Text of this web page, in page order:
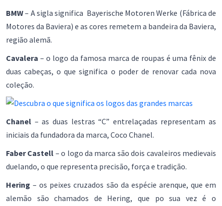
BMW– A sigla significa Bayerische Motoren Werke (Fábrica de
Motores da Baviera) e as cores remetem a bandeira da Baviera,
região alemã.
Cavalera – o logo da famosa marca de roupas é uma fênix de
duas cabeças, o que significa o poder de renovar cada nova
coleção.
Chanel – as duas lestras “C” entrelaçadas representam as
iniciais da fundadora da marca, Coco Chanel.
Faber Castell – o logo da marca são dois cavaleiros medievais
duelando, o que representa precisão, força e tradição.
Hering – os peixes cruzados são da espécie arenque, que em
alemão são chamados de Hering, que po sua vez é o